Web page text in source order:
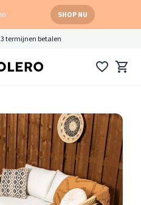
SHOP NU
termijnen betalen